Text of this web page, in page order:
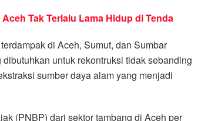
Tak Terlalu Lama Hidup di Tenda
di Aceh, Sumut, dan Sumbar
untuk rekontruksi tidak sebanding
sumber daya alam yang menjadi
(PNBP) dari sektor tambang di Aceh per